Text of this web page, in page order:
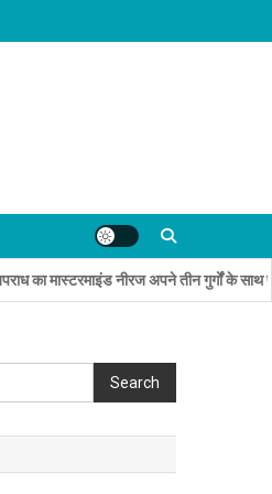
नीरज अपने तीन गुर्गों के साथ पकड़ा
Search